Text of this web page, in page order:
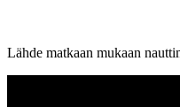
Lähde matkaan mukaan